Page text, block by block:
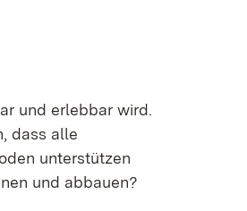
und erlebbar wird.
dass alle
unterstützen
und abbauen?